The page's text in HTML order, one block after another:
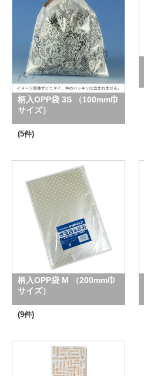
柄入OPP袋 3S （100mm巾
サイズ）
(5件)
柄入OPP袋 M （200mm巾
サイズ）
(9件)